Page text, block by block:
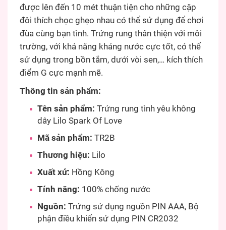
được lên đến 10 mét thuận tiện cho những cặp
đôi thích chọc ghẹo nhau có thể sử dụng để chơi
đùa cùng bạn tình. Trứng rung thân thiện với môi
trường, với khả năng kháng nước cực tốt, có thể
sử dụng trong bồn tắm, dưới vòi sen,… kích thích
điểm G cực mạnh mẽ.
Thông tin sản phẩm:
Tên sản phẩm: Trứng rung tình yêu không
dây Lilo Spark Of Love
Mã sản phẩm: TR2B
Thương hiệu: Lilo
Xuất xứ: Hồng Kông
Tính năng: 100% chống nước
Nguồn: Trứng sử dụng nguồn PIN AAA, Bộ
phận điều khiển sử dụng PIN CR2032